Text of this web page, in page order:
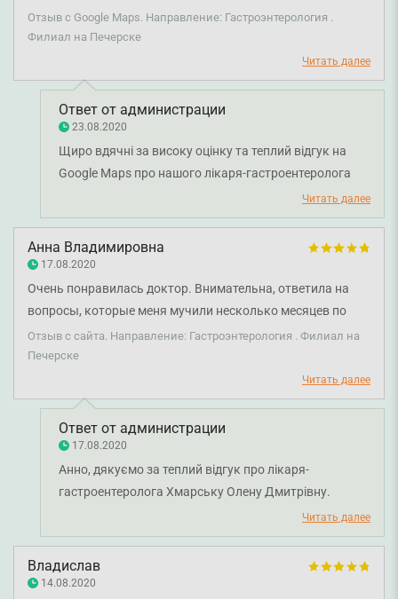
большое
Отзыв с Google Maps. Направление: Гастроэнтерология .
Филиал на Печерске
Читать далее
Ответ от администрации
23.08.2020
Щиро вдячні за високу оцінку та теплий відгук на
Google Maps про нашого лікаря-гастроентеролога
Хмарську Олену Дмитрівну. Дякуємо за довіру і
бажаємо вам міцного здоров'я!
Читать далее
Анна Владимировна
17.08.2020
Очень понравилась доктор. Внимательна, ответила на
вопросы, которые меня мучили несколько месяцев по
поводу моего здоровья. Лечение прохожу. Я всем
довольна.
Отзыв с сайта. Направление: Гастроэнтерология . Филиал на
Печерске
Читать далее
Ответ от администрации
17.08.2020
Анно, дякуємо за теплий відгук про лікаря-
гастроентеролога Хмарську Олену Дмитрівну.
Дякуємо за довіру і щиро бажаємо вам міцного
здоров'я!
Читать далее
Владислав
14.08.2020